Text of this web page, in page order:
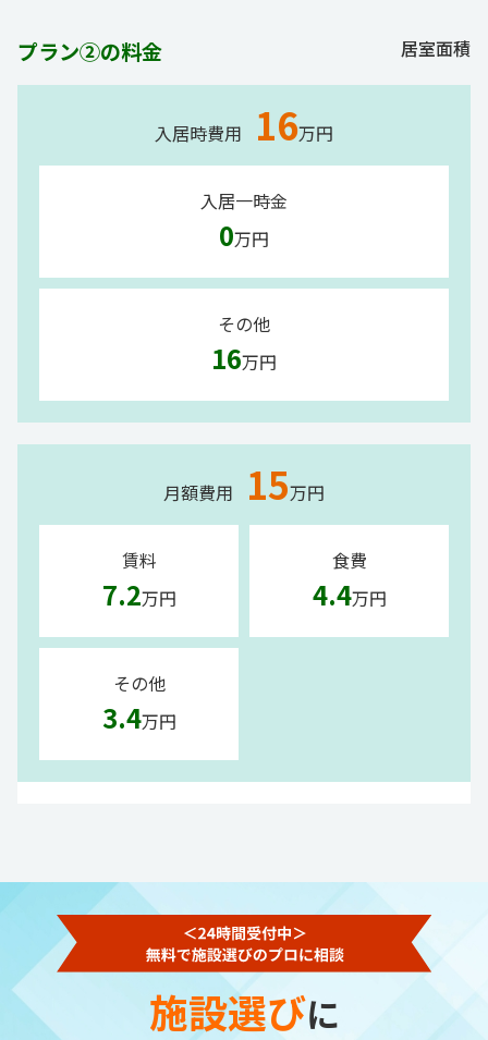
プラン②の料金 居室面積
入居時費用 16万円
入居一時金
0万円
その他
16万円
月額費用 15万円
賃料
7.2万円
食費
4.4万円
その他
3.4万円
施設選びに